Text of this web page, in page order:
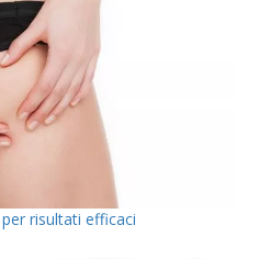
risultati efficaci